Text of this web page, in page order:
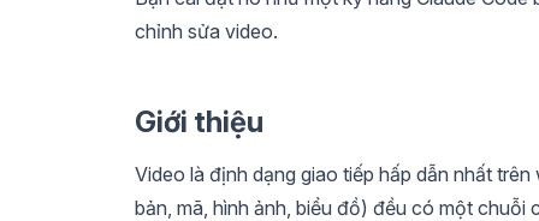
chỉnh sửa video.
Giới thiệu
Video là định dạng giao tiếp hấp dẫn nhất
bản, mã, hình ảnh, biểu đồ) đều có một chuỗi